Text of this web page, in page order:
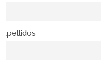
Apellidos